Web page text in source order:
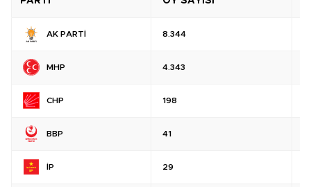
AK PARTİ 8.344
MHP 4.343
CHP 198
BBP 41
İP 29